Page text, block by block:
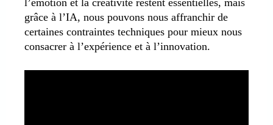
grâce à l’IA, nous pouvons nous affranchir de
certaines contraintes techniques pour mieux nous
consacrer à l’expérience et à l’innovation.